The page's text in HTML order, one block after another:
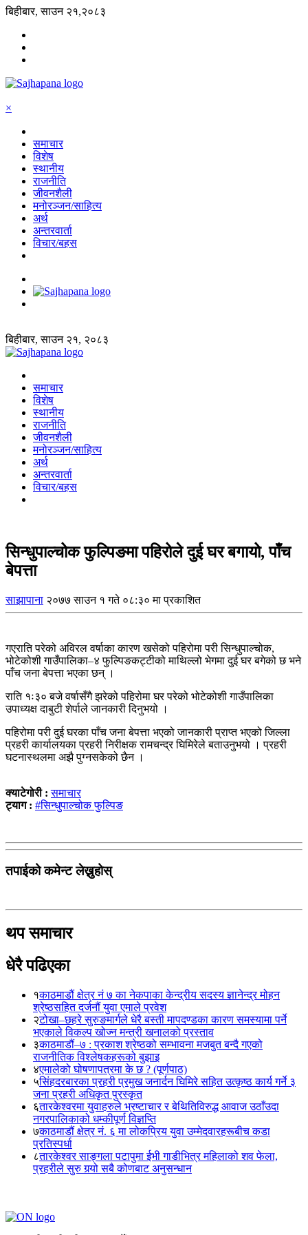
बिहीबार, साउन २१,२०८३
×
समाचार
विशेष
स्थानीय
राजनीति
जीवनशैली
मनोरञ्जन/साहित्य
अर्थ
अन्तरवार्ता
विचार/बहस
बिहीबार, साउन २१, २०८३
समाचार
विशेष
स्थानीय
राजनीति
जीवनशैली
मनोरञ्जन/साहित्य
अर्थ
अन्तरवार्ता
विचार/बहस
सिन्धुपाल्चोक फुल्पिङमा पहिरोले दुई घर बगायो, पाँच
बेपत्ता
साझापाना २०७७ साउन १ गते ०८:३० मा प्रकाशित
गएराति परेको अविरल वर्षाका कारण खसेको पहिरोमा परी सिन्धुपाल्चोक,
भोटेकोशी गाउँपालिका–४ फुल्पिङकट्टीको माथिल्लो भेगमा दुई घर बगेको छ भने
पाँच जना बेपत्ता भएका छन् ।
राति १ः३० बजे वर्षासँगै झरेको पहिरोमा घर परेको भोटेकोशी गाउँपालिका
उपाध्यक्ष दाबुटी शेर्पाले जानकारी दिनुभयो ।
पहिरोमा परी दुई घरका पाँच जना बेपत्ता भएको जानकारी प्राप्त भएको जिल्ला
प्रहरी कार्यालयका प्रहरी निरीक्षक रामचन्द्र घिमिरेले बताउनुभयो । प्रहरी
घटनास्थलमा अझै पुग्नसकेको छैन ।
क्याटेगोरी :समाचार
ट्याग : #सिन्धुपाल्चोक फुल्पिङ
तपाईको कमेन्ट लेख्नुहोस्
थप समाचार
धेरै पढिएका
१काठमाडौं क्षेत्र नं ७ का नेकपाका केन्द्रीय सदस्य ज्ञानेन्द्र मोहन
श्रेष्ठसहित दर्जनौं युवा एमाले प्रवेश
२टोखा–छहरे सुरुङमार्गले धेरै बस्ती मापदण्डका कारण समस्यामा पर्ने
भएकाले विकल्प खोज्न मन्त्री खनालको प्रस्ताव
३काठमाडौं–७ : प्रकाश श्रेष्ठको सम्भावना मजबुत बन्दै गएको
राजनीतिक विश्लेषकहरूको बुझाइ
४एमालेको घोषणापत्रमा के छ ? (पूर्णपाठ)
५सिंहदरबारका प्रहरी प्रमुख जनार्दन घिमिरे सहित उत्कृष्ठ कार्य गर्ने ३
जना प्रहरी अधिकृत पुरस्कृत
६तारकेश्वरमा युवाहरुले भ्रष्टाचार र बेथितिविरुद्ध आवाज उठाँउदा
नगरपालिकाको धम्कीपूर्ण विज्ञप्ति
७काठमाडौं क्षेत्र नं. ६ मा लोकप्रिय युवा उम्मेदवारहरूबीच कडा
प्रतिस्पर्धा
८तारकेश्वर साङ्गला पटापुमा ईभी गाडीभित्र महिलाको शव फेला,
प्रहरीले सुरु गर्‍यो सबै कोणबाट अनुसन्धान